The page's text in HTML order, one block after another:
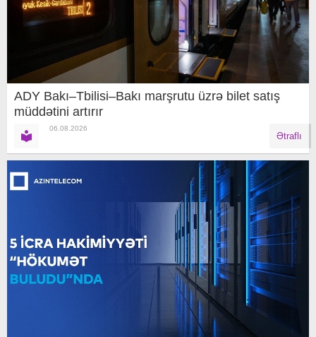
ADY Bakı–Tbilisi–Bakı marşrutu üzrə bilet satış
müddətini artırır
06.08.2026
Ətraflı